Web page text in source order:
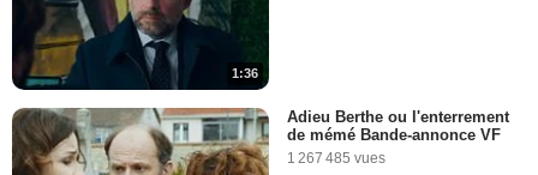
1:36
Adieu Berthe ou l'enterrement
de mémé Bande-annonce VF
1 267 485 vues